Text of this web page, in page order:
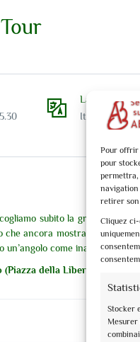
Pour offrir
pour
permettra,
navigation
retirer
Cliquez ci-
Stocker
Mesurer
Langues
Italiano
subito la grandezza
ancora mostra orgogliosa
come inattesa è la
della Libertà)